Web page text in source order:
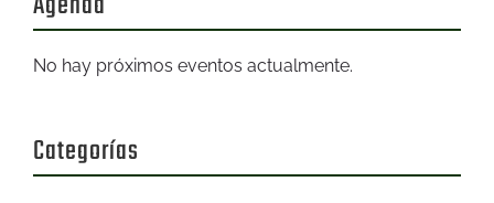
No hay próximos eventos actualmente.
Categorías